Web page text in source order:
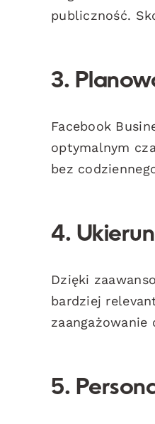
publiczność.
3.
Facebook
optymalnym
bez
4.
Dzięki
bardziej
zaangażowanie
5.